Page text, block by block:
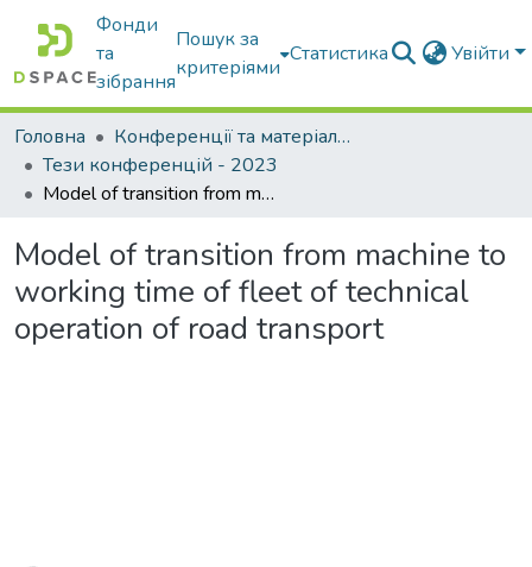
Фонди
та
зібрання
Пошук за
критеріями
Статистика Увійти
Головна
Конференції та матеріали конференцій
Тези конференцій - 2023
Model of transition from machine to working time of fleet of technical operation of road transport
Model of transition from machine to
working time of fleet of technical
operation of road transport